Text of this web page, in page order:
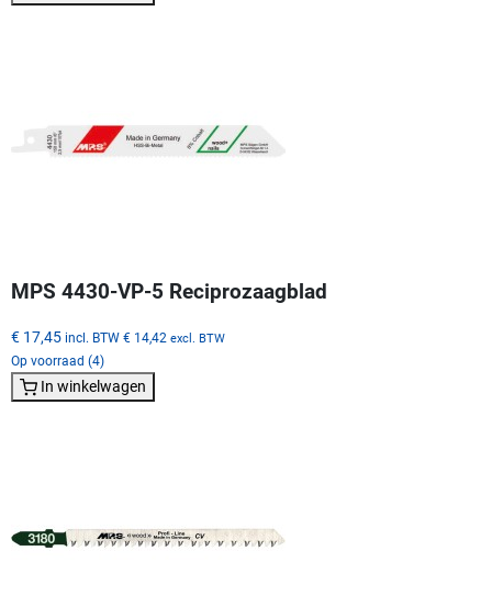
MPS 4430-VP-5 Reciprozaagblad
€ 17,45 incl. BTW € 14,42 excl. BTW
Op voorraad (4)
In winkelwagen